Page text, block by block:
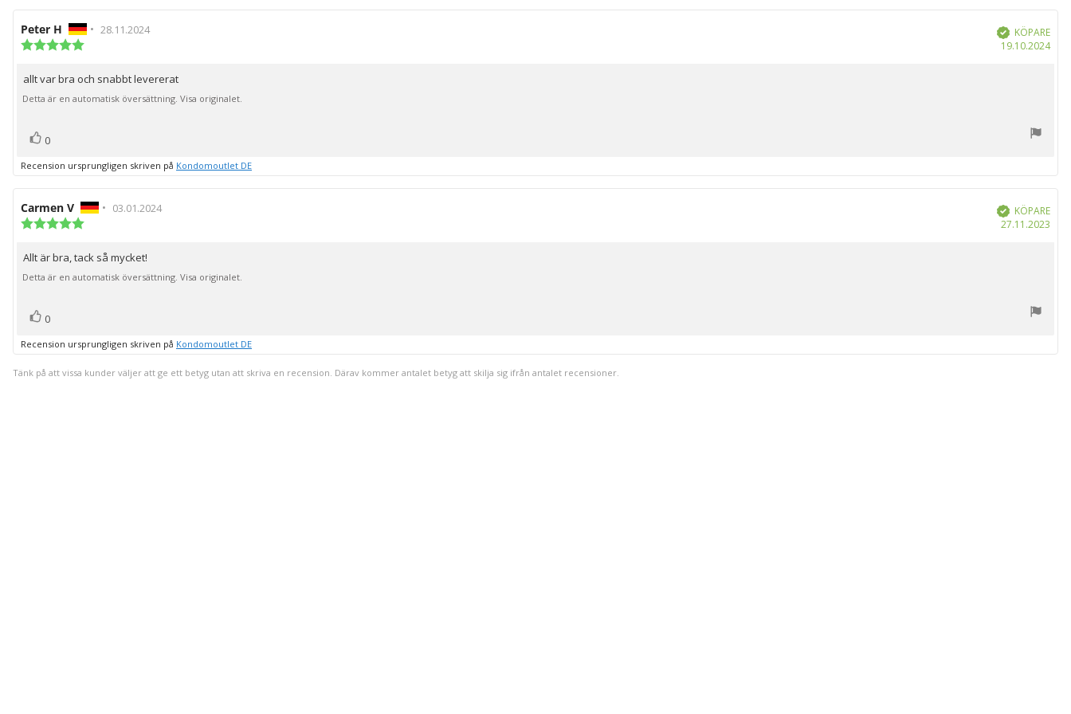
Recensionsförfattare:
Peter H • Recensionsdatum:
28.11.2024
5
stjärnor
Bekräftad
KÖPARE
19.10.2024
Recensionstext:
allt var bra och snabbt levererat
Detta är en automatisk översättning. Visa originalet.
Rösta
0
Recension ursprungligen skriven på Kondomoutlet DE
Recensionsförfattare:
Carmen V • Recensionsdatum:
03.01.2024
5
stjärnor
Bekräftad
KÖPARE
27.11.2023
Recensionstext:
Allt är bra, tack så mycket!
Detta är en automatisk översättning. Visa originalet.
Rösta
0
Recension ursprungligen skriven på Kondomoutlet DE
Tänk på att vissa kunder väljer att ge ett betyg utan att skriva en recension. Därav kommer antalet betyg att skilja sig ifrån antalet recensioner.